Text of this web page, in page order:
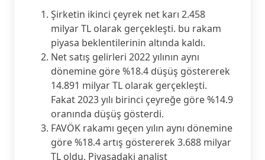
Şirketin ikinci çeyrek net karı 2.458
milyar TL olarak gerçekleşti. bu rakam
piyasa beklentilerinin altında kaldı.
Net satış gelirleri 2022 yılının aynı
dönemine göre %18.4 düşüş göstererek
14.891 milyar TL olarak gerçekleşti.
Fakat 2023 yılı birinci çeyreğe göre %14.9
oranında düşüş gösterdi.
FAVÖK rakamı geçen yılın aynı dönemine
göre %18.4 artış göstererek 3.688 milyar
TL oldu. Piyasadaki analist